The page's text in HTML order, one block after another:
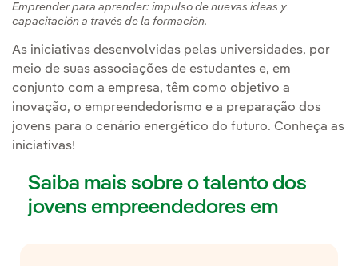
Emprender para aprender: impulso de nuevas ideas y
capacitación a través de la formación.
As iniciativas desenvolvidas pelas universidades, por
meio de suas associações de estudantes e, em
conjunto com a empresa, têm como objetivo a
inovação, o empreendedorismo e a preparação dos
jovens para o cenário energético do futuro. Conheça as
iniciativas!
Saiba mais sobre o talento dos
jovens empreendedores em